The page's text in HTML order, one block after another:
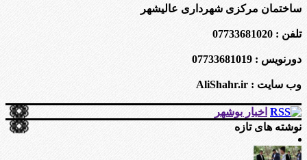
ساختمان مرکزی شهرداری عالیشهر
تلفن : 07733681020
دورنویس : 07733681019
وب سایت : AliShahr.ir
اخبار بوشهر
نوشته های تازه